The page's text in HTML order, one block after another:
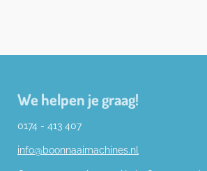
We helpen je graag!
0174 - 413 407
info@boonnaaimachines.nl